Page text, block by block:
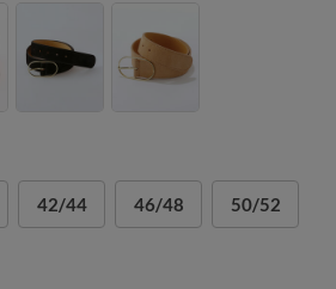
42/44 46/48 50/52